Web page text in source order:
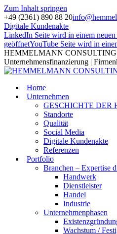
Zum Inhalt springen
+49 (2361) 890 88 20
Digitale Kundenakte
LinkedIn Seite wird in einem neuen
geöffnetYouTube Seite wird in
HEMMELMANN CONSULTING
Unternehmensfinanzierung |
Home
Unternehmen
GESCHICHTE DER
Standorte
Qualität
Social Media
Digitale Kundenakte
Referenzen
Portfolio
Branchen – Expertise
Handwerk
Dienstleister
Handel
Industrie
Unternehmenphasen
Wachstum /